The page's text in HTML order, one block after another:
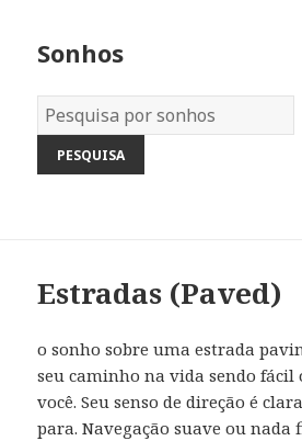
Sonhos
Dicionário
dos
Sonhos:
Estradas (Paved)
o sonho sobre uma estrada
seu caminho na vida sendo
você. Seu senso de direção é
para. Navegação suave ou nada